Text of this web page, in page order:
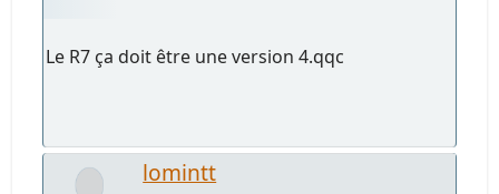
Le R7 ça doit être une version 4.qqc
lomintt